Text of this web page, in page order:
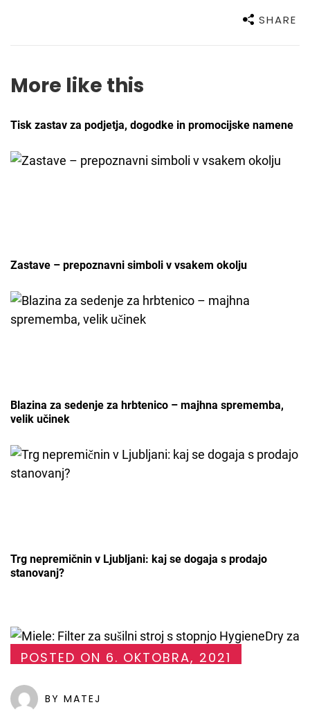
SHARE
More like this
Tisk zastav za podjetja, dogodke in promocijske namene
Zastave – prepoznavni simboli v vsakem okolju
Blazina za sedenje za hrbtenico – majhna sprememba,
velik učinek
Trg nepremičnin v Ljubljani: kaj se dogaja s prodajo
stanovanj?
POSTED ON 6. OKTOBRA, 2021
BY MATEJ